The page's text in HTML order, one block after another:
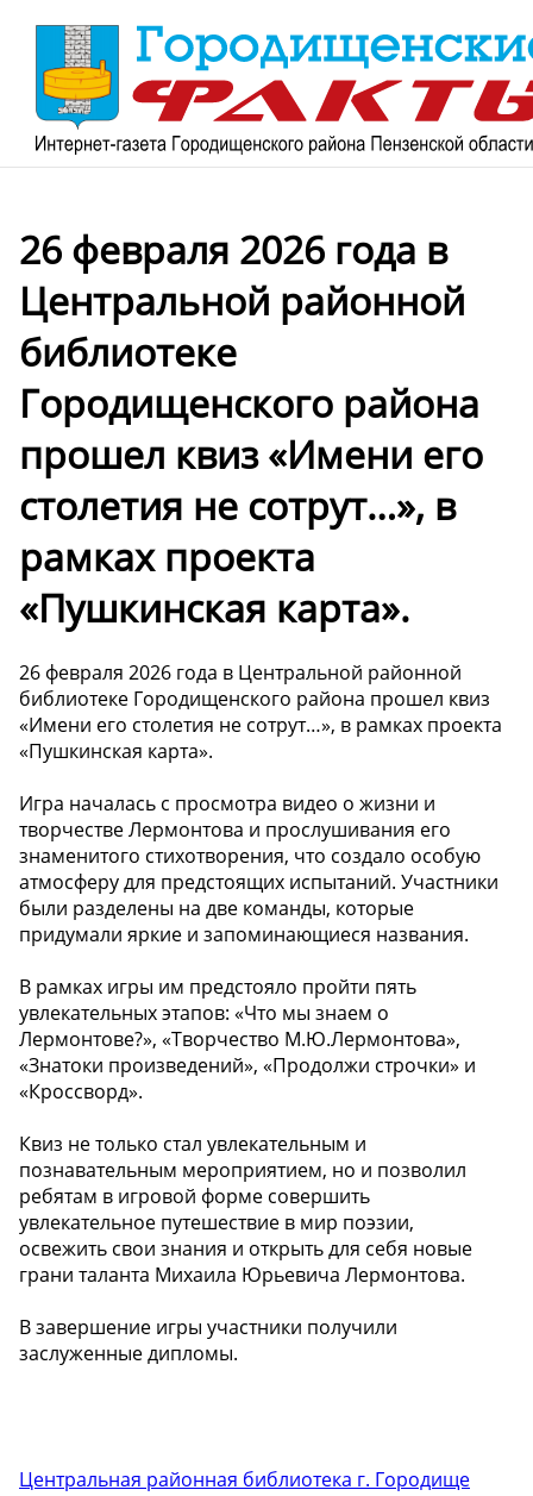
26 февраля 2026 года в
Центральной районной
библиотеке
Городищенского района
прошел квиз «Имени его
столетия не сотрут…», в
рамках проекта
«Пушкинская карта».
26 февраля 2026 года в Центральной районной
библиотеке Городищенского района прошел квиз
«Имени его столетия не сотрут…», в рамках проекта
«Пушкинская карта».
Игра началась с просмотра видео о жизни и
творчестве Лермонтова и прослушивания его
знаменитого стихотворения, что создало особую
атмосферу для предстоящих испытаний. Участники
были разделены на две команды, которые
придумали яркие и запоминающиеся названия.
В рамках игры им предстояло пройти пять
увлекательных этапов: «Что мы знаем о
Лермонтове?», «Творчество М.Ю.Лермонтова»,
«Знатоки произведений», «Продолжи строчки» и
«Кроссворд».
Квиз не только стал увлекательным и
познавательным мероприятием, но и позволил
ребятам в игровой форме совершить
увлекательное путешествие в мир поэзии,
освежить свои знания и открыть для себя новые
грани таланта Михаила Юрьевича Лермонтова.
В завершение игры участники получили
заслуженные дипломы.
Центральная районная библиотека г. Городище